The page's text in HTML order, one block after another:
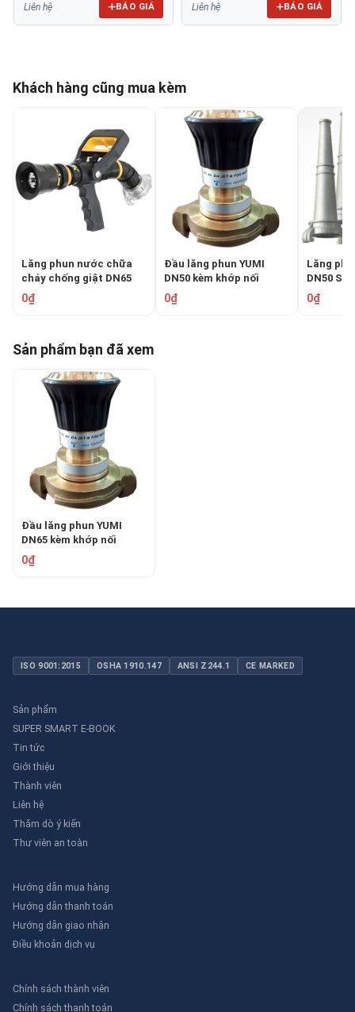
Liên hệ BÁO GIÁ Liên hệ BÁO GIÁ
Khách hàng cũng mua kèm
Lăng phun nước chữa
cháy chống giật DN65
TOMOKEN 04-XNM-65A
0₫
Đầu lăng phun YUMI
DN50 kèm khớp nối
NAKAJIMA TOMOKEN
BR-YM-50
0₫
Lăng
DN50
0050-1.6
0₫
Sản phẩm bạn đã xem
Đầu lăng phun YUMI
DN65 kèm khớp nối
NAKAJIMA TOMOKEN
BR-YM-65
0₫
ISO 9001:2015 OSHA 1910.147 ANSI Z244.1 CE MARKED
Sản phẩm
SUPER SMART E-BOOK
Tin tức
Giới thiệu
Thành viên
Liên hệ
Thăm dò ý kiến
Thư viên an toàn
Hướng dẫn mua hàng
Hướng dẫn thanh toán
Hướng dẫn giao nhận
Điều khoản dịch vụ
Chính sách thành viên
Chính sách thanh toán